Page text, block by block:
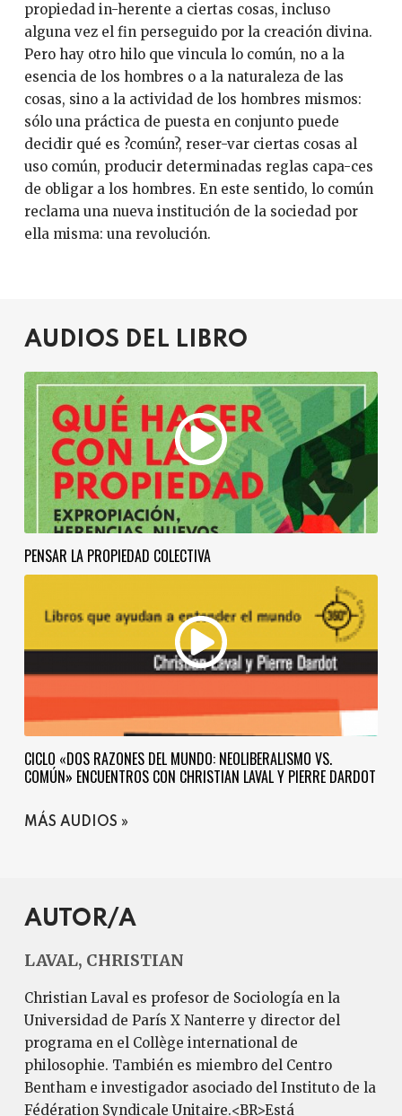
propiedad in-herente a ciertas cosas, incluso
alguna vez el fin perseguido por la creación divina.
Pero hay otro hilo que vincula lo común, no a la
esencia de los hombres o a la naturaleza de las
cosas, sino a la actividad de los hombres mismos:
sólo una práctica de puesta en conjunto puede
decidir qué es ?común?, reser-var ciertas cosas al
uso común, producir determinadas reglas capa-ces
de obligar a los hombres. En este sentido, lo común
reclama una nueva institución de la sociedad por
ella misma: una revolución.
AUDIOS DEL LIBRO
PENSAR LA PROPIEDAD COLECTIVA
CICLO «DOS RAZONES DEL MUNDO: NEOLIBERALISMO VS.
COMÚN» ENCUENTROS CON CHRISTIAN LAVAL Y PIERRE DARDOT
MÁS AUDIOS
AUTOR/A
LAVAL, CHRISTIAN
Christian Laval es profesor de Sociología en la
Universidad de París X Nanterre y director del
programa en el Collège international de
philosophie. También es miembro del Centro
Bentham e investigador asociado del Instituto de la
Fédération Syndicale Unitaire.<BR>Está